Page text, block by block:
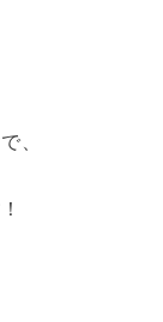
、